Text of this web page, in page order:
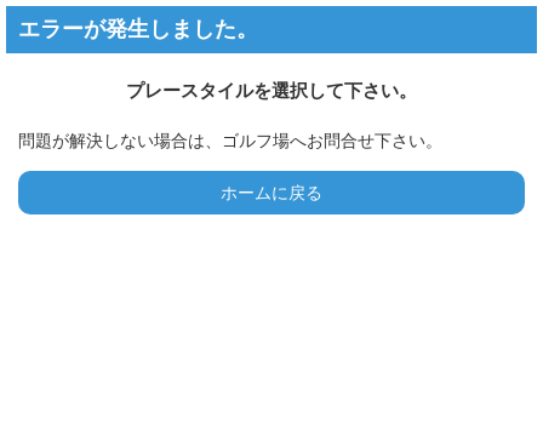
エラーが発生しました。
プレースタイルを選択して下さい。
問題が解決しない場合は、ゴルフ場へお問合せ下さい。
ホームに戻る